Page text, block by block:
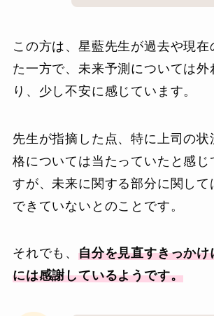
この方は、星藍先生が過去や現在
た一方で、未来予測については外
り、少し不安に感じています。
先生が指摘した点、特に上司の状
格については当たっていたと感じ
すが、未来に関する部分に関して
できていないとのことです。
それでも、 自分を見直すきっかけ
には感謝しているようです。